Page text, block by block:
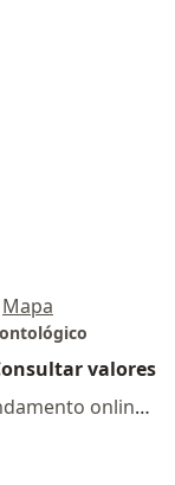
Mapa
valores
Esse especialista não oferece agendamento online para esse endereço.